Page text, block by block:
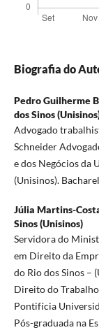
Biografia do
Pedro Guilherme
dos Sinos
Advogado
Schneider
e dos Negócios da
(Unisinos).
Júlia Martins-
Sinos (Unisinos)
Servidora do
em Direito da
do Rio dos Sinos –
Direito do
Pontifícia
Pós-graduada na